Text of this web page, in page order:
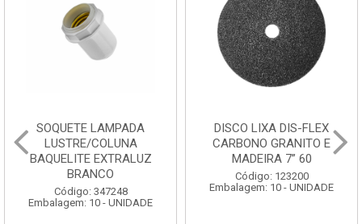
SOQUETE LAMPADA
LUSTRE/COLUNA
BAQUELITE EXTRALUZ
BRANCO
Código: 347248
Embalagem: 10 - UNIDADE
DISCO LIXA DIS-FLEX
CARBONO GRANITO E
MADEIRA 7” 60
Código: 123200
Embalagem: 10 - UNIDADE